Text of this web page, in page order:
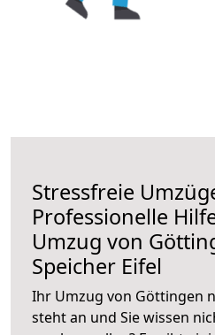
Stressfreie
Professionelle
Umzug von
Speicher Eifel
Ihr Umzug von Göttingen
steht an und Sie wissen